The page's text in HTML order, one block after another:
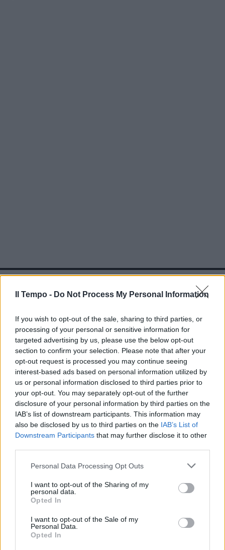
Il Tempo - Do Not Process My Personal Information
If you wish to opt-out of the sale, sharing to third parties, or
processing of your personal or sensitive information for
targeted advertising by us, please use the below opt-out
section to confirm your selection. Please note that after your
opt-out request is processed you may continue seeing
interest-based ads based on personal information utilized by
us or personal information disclosed to third parties prior to
your opt-out. You may separately opt-out of the further
disclosure of your personal information by third parties on the
IAB’s list of downstream participants. This information may
also be disclosed by us to third parties on the IAB’s List of
Downstream Participants that may further disclose it to other
Personal Data Processing Opt Outs
I want to opt-out of the Sharing of my
personal data.
Opted In
I want to opt-out of the Sale of my
Personal Data.
Opted In
In evidenza